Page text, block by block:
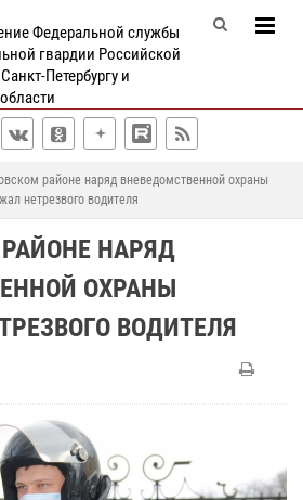
Федеральной службы
гвардии Российской
Петербургу и
районе наряд вневедомственной охраны
нетрезвого водителя
НАРЯД
ОХРАНЫ
ВОДИТЕЛЯ